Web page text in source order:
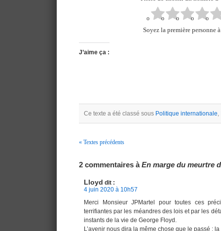
Soyez la première personne
J’aime ça :
Ce texte a été classé sous Politique internationale,
« Textes précédents
2 commentaires àEn marge du meurtre
Lloyd dit :
4 juin 2020 à 10h57
Merci Monsieur JPMartel pour toutes ces
terrifiantes par les méandres des lois et par les
instants de la vie de George Floyd.
L’avenir nous dira la même chose que le passé :